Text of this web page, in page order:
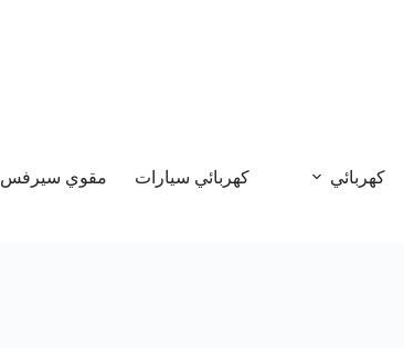
كهربائي كهربائي سيارات مقوي سيرفس